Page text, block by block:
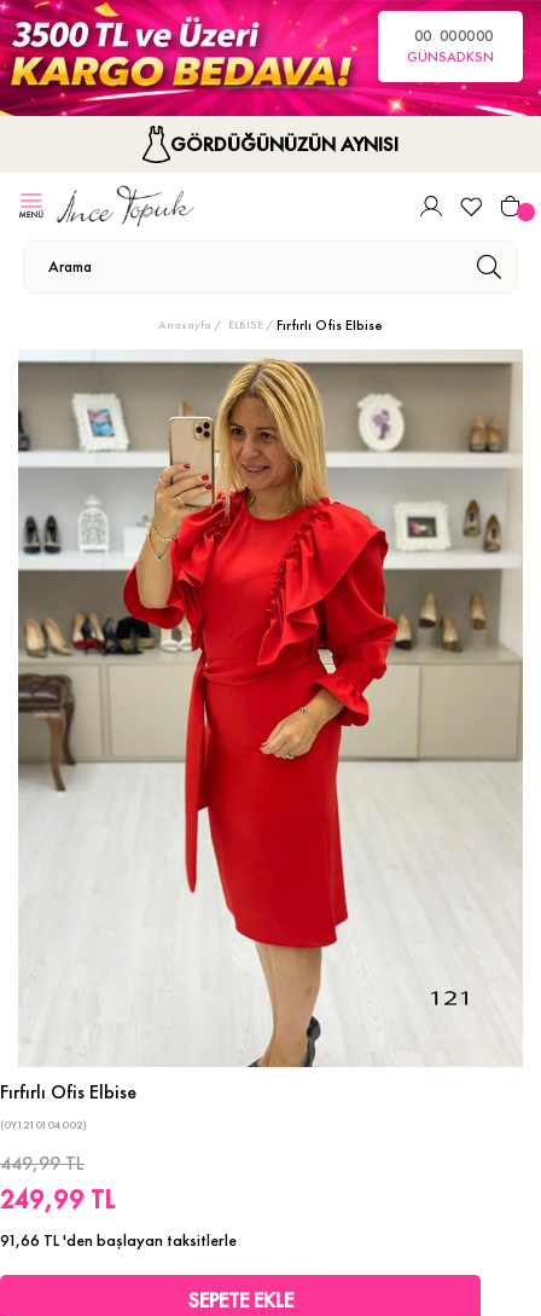
00
GÜN
00
SA
00
DK
00
SN
GÖRDÜĞÜNÜZÜN AYNISI
Anasayfa ELBİSE Fırfırlı Ofis Elbise
Fırfırlı Ofis Elbise
(0Y1210104002)
449,99 TL
249,99 TL
91,66 TL'den başlayan taksitlerle